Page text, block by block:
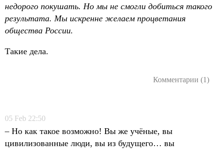
недорого покушать. Но мы не смогли добиться такого
результата. Мы искренне желаем процветания
общества России.
Такие дела.
Комментарии (1)
05 Feb 22:50
– Но как такое возможно! Вы же учёные, вы
цивилизованные люди, вы из будущего… вы